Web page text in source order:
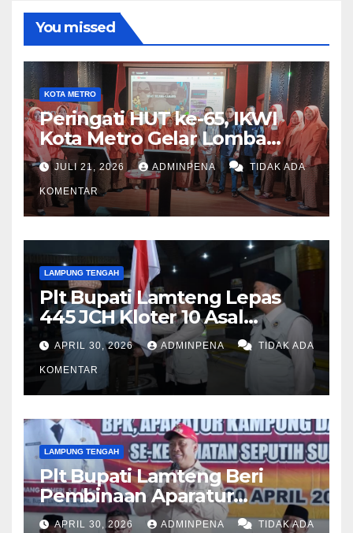
You missed
KOTA METRO
Peringati HUT ke-65, IKWI
Kota Metro Gelar Lomba
Fashion Show
JULI 21, 2026 ADMINPENA TIDAK ADA
KOMENTAR
LAMPUNG TENGAH
Plt Bupati Lamteng Lepas
445 JCH Kloter 10 Asal
Lamteng
APRIL 30, 2026 ADMINPENA TIDAK ADA
KOMENTAR
LAMPUNG TENGAH
Plt Bupati Lamteng Beri
Pembinaan Aparatur
Kampung
APRIL 30, 2026 ADMINPENA TIDAK ADA